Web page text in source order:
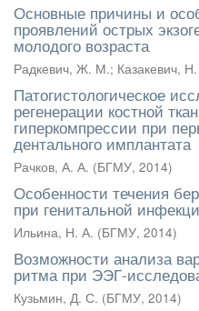
Основные причины и
проявлений острых
молодого возраста
Радкевич, Ж. М.; Казакевич,
Патогистологическое
регенерации костной
гиперкомпрессии при
дентального имплантата
Рачков, А. А. (БГМУ, 2014)
Особенности течения
при генитальной
Ильина, Н. А. (БГМУ, 2014)
Возможности анализа
ритма при ЭЭГ-
Кузьмин, Д. С. (БГМУ, 2014)